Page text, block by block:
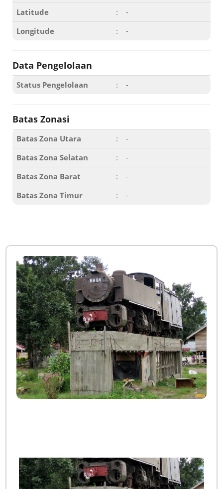
Latitude :
-
Longitude
: -
Data Pengelolaan
Status Pengelolaan : -
Batas Zonasi
Batas Zona Utara :
-
Batas Zona Selatan
:
-
Batas Zona Barat
:
-
Batas Zona Timur
: -